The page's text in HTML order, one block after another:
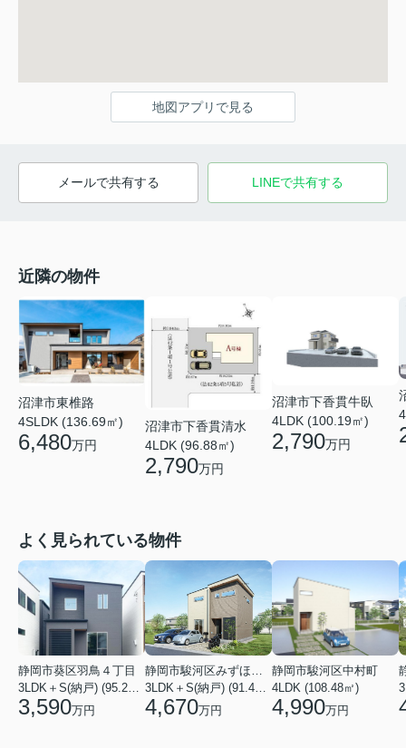
地図アプリで見る
メールで共有する LINEで共有する
近隣の物件
沼津市東椎路
4SLDK (136.69㎡)
6,480万円
沼津市下香貫清水
4LDK (96.88㎡)
2,790万円
沼津市下香貫牛臥
4LDK (100.19㎡)
2,790万円
よく見られている物件
静岡市葵区羽鳥４丁目
3,590万円 4,670万円
静岡市駿河区中村町
4LDK (108.48㎡)
4,990万円